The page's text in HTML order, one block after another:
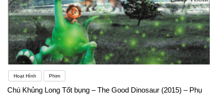
Hoạt Hình Phim
Chú Khủng Long Tốt bụng – The Good Dinosaur (2015) – Phụ